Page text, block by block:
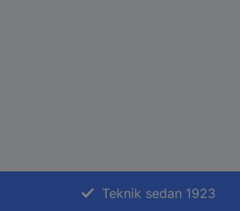
Teknik sedan 1923